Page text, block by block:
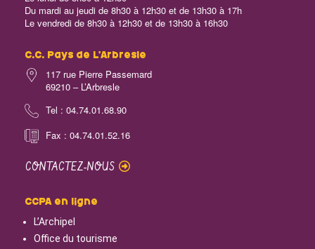
Du mardi au jeudi de 8h30 à 12h30 et de 13h30 à 17h
Le vendredi de 8h30 à 12h30 et de 13h30 à 16h30
C.C. Pays de L’Arbresle
117 rue Pierre Passemard
69210 – L’Arbresle
Tel : 04.74.01.68.90
Fax : 04.74.01.52.16
CONTACTEZ-NOUS
CCPA en ligne
L’Archipel
Office du tourisme